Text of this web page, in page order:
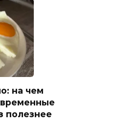
на чем
полезнее